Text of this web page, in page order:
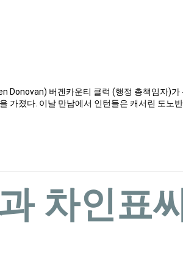
Donovan) 버겐카운티 클럭 (행정 총책임자)
가졌다. 이날 만남에서 인턴들은 캐서린 도노
차인표